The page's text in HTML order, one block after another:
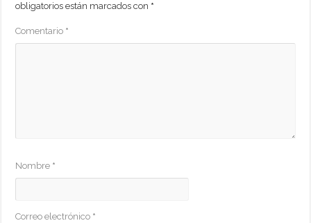
obligatorios están marcados con *
Comentario *
Nombre *
Correo electrónico *